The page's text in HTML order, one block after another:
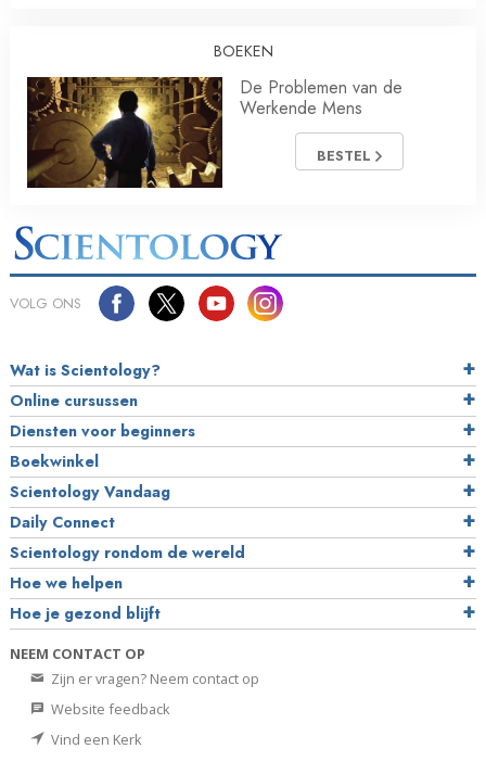
BOEKEN
De Problemen van de
Werkende Mens
BESTEL
VOLG ONS
Wat is Scientology?
Online cursussen
Diensten voor beginners
Boekwinkel
Scientology Vandaag
Daily Connect
Scientology rondom de wereld
Hoe we helpen
Hoe je gezond blijft
NEEM CONTACT OP
Zijn er vragen? Neem contact op
Website feedback
Vind een Kerk